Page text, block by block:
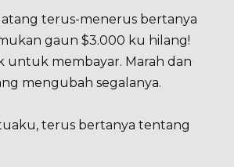
terus-menerus bertanya
gaun $3.000 ku hilang!
untuk membayar. Marah dan
mengubah segalanya.
terus bertanya tentang